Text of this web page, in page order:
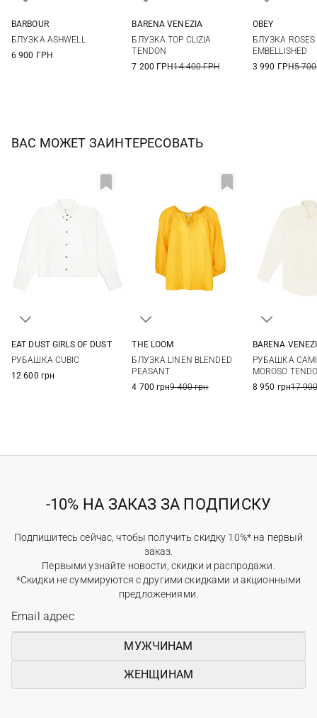
BARBOUR
БЛУЗКА ASHWELL
6 900 ГРН
BARENA VENEZIA
БЛУЗКА TOP CLIZIA
TENDON
7 200 ГРН14 400 ГРН
OBEY
БЛУЗКА ROSES
EMBELLISHED
3 990 ГРН5
ВАС МОЖЕТ ЗАИНТЕРЕСОВАТЬ
EAT DUST GIRLS OF DUST
РУБАШКА CUBIC
12 600 грн
THE LOOM
БЛУЗКА LINEN BLENDED
PEASANT
4 700 грн9 400 грн
BARENA
РУБАШКА
MOROSO
8 950 грн17
-10% НА ЗАКАЗ ЗА ПОДПИСКУ
Подпишитесь сейчас, чтобы получить скидку 10%* на первый
заказ.
Первыми узнайте новости, скидки и распродажи.
*Скидки не суммируются с другими скидками и акционными
предложениями.
МУЖЧИНАМ
ЖЕНЩИНАМ